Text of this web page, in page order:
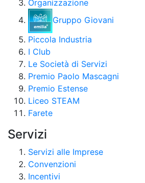
Organizzazione
Gruppo Giovani
Piccola Industria
I Club
Le Società di Servizi
Premio Paolo Mascagni
Premio Estense
Liceo STEAM
Farete
Servizi
Servizi alle Imprese
Convenzioni
Incentivi